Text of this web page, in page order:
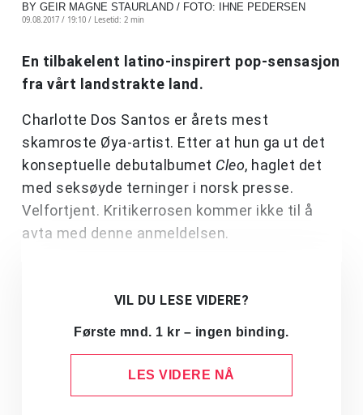
BY GEIR MAGNE STAURLAND / FOTO: IHNE PEDERSEN
09.08.2017 / 19:10 / Lesetid: 2 min
En tilbakelent latino-inspirert pop-sensasjon
fra vårt landstrakte land.
Charlotte Dos Santos er årets mest
skamroste Øya-artist. Etter at hun ga ut det
konseptuelle debutalbumet Cleo, haglet det
med seksøyde terninger i norsk presse.
Velfortjent. Kritikerrosen kommer ikke til å
avta med denne anmeldelsen.
VIL DU LESE VIDERE?
Første mnd. 1 kr – ingen binding.
LES VIDERE NÅ